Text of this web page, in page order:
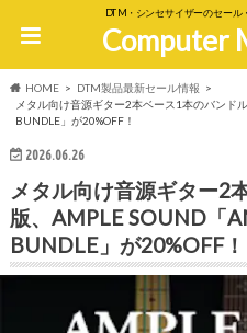
DTM・シンセサイザーのセール
Computer
HOME
DTM製品最新セール情報
メタル向け音源ギター2本ベース1本のバンド
BUNDLE」が20%OFF！
2026.06.26
メタル向け音源ギター2
版、AMPLE SOUND「
BUNDLE」が20%OFF！